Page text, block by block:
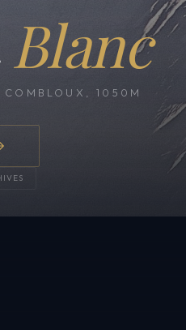
Blanc
COMBLOUX, 1050M